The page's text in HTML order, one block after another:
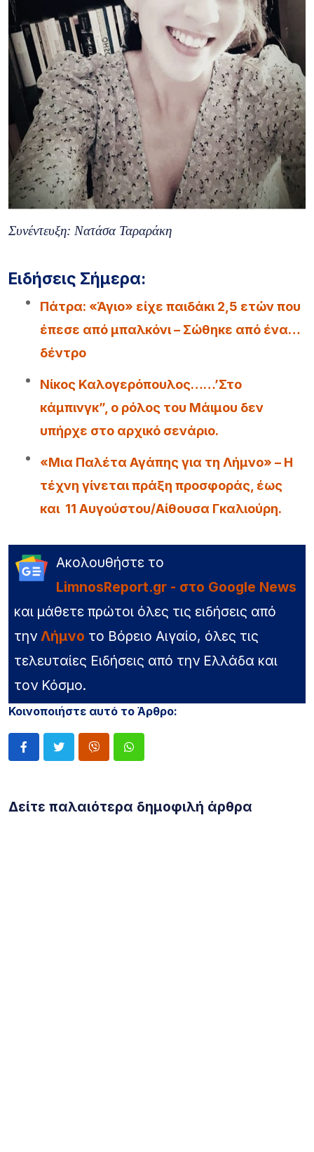
Συνέντευξη: Νατάσα Ταραράκη
Ειδήσεις Σήμερα:
Πάτρα: «Άγιο» είχε παιδάκι 2,5 ετών που
έπεσε από μπαλκόνι – Σώθηκε από ένα…
δέντρο
Νίκος Καλογερόπουλος……’Στο
κάμπινγκ”, ο ρόλος του Μάιμου δεν
υπήρχε στο αρχικό σενάριο.
«Μια Παλέτα Αγάπης για τη Λήμνο» – Η
τέχνη γίνεται πράξη προσφοράς, έως
και 11 Αυγούστου/Αίθουσα Γκαλιούρη.
Ακολουθήστε το
LimnosReport.gr - στο Google News
και μάθετε πρώτοι όλες τις ειδήσεις από
την Λήμνο το Βόρειο Αιγαίο, όλες τις
τελευταίες Ειδήσεις από την Ελλάδα και
τον Κόσμο.
Κοινοποιήστε αυτό το Άρθρο:
Δείτε παλαιότερα δημοφιλή άρθρα